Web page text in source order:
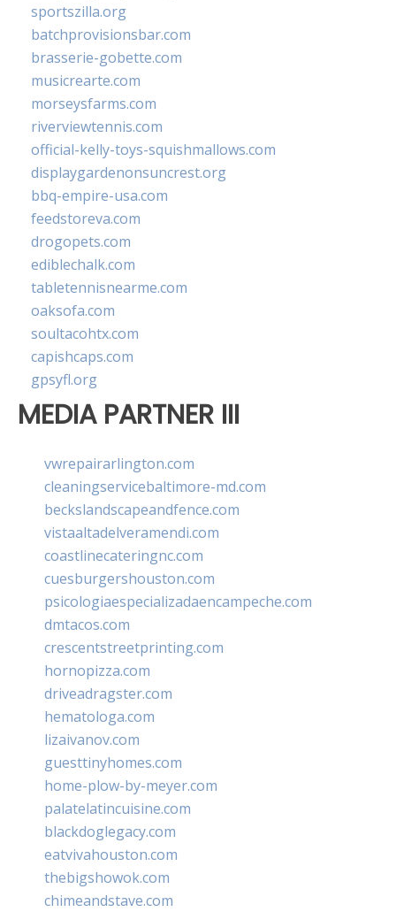
sportszilla.org
batchprovisionsbar.com
brasserie-gobette.com
musicrearte.com
morseysfarms.com
riverviewtennis.com
official-kelly-toys-squishmallows.com
displaygardenonsuncrest.org
bbq-empire-usa.com
feedstoreva.com
drogopets.com
ediblechalk.com
tabletennisnearme.com
oaksofa.com
soultacohtx.com
capishcaps.com
gpsyfl.org
MEDIA PARTNER III
vwrepairarlington.com
cleaningservicebaltimore-md.com
beckslandscapeandfence.com
vistaaltadelveramendi.com
coastlinecateringnc.com
cuesburgershouston.com
psicologiaespecializadaencampeche.com
dmtacos.com
crescentstreetprinting.com
hornopizza.com
driveadragster.com
hematologa.com
lizaivanov.com
guesttinyhomes.com
home-plow-by-meyer.com
palatelatincuisine.com
blackdoglegacy.com
eatvivahouston.com
thebigshowok.com
chimeandstave.com